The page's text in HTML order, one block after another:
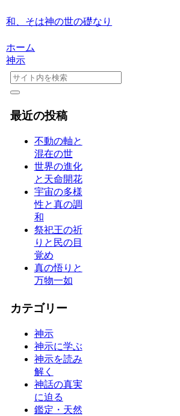
和、そは神の世の礎なり
ホーム
神示
最近の投稿
不動の軸と
混在の世
世界の進化
と天命開花
宇宙の多様
性と真の調
和
祭祀王の祈
りと民の目
覚め
真の悟りと
万物一如
カテゴリー
神示
神示に学ぶ
神示を読み
解く
神話の真実
に迫る
鑑定・天然